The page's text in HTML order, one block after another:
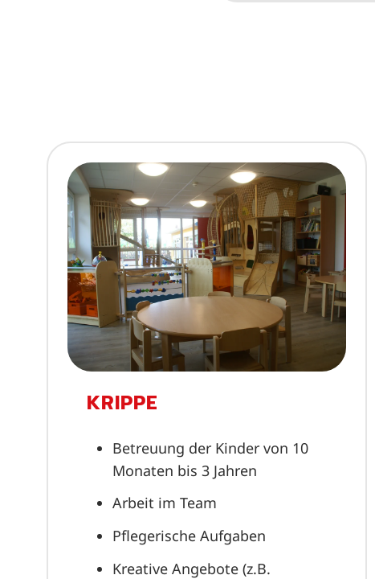
KRIPPE
Betreuung der Kinder von 10
Monaten bis 3 Jahren
Arbeit im Team
Pflegerische Aufgaben
Kreative Angebote (z.B.